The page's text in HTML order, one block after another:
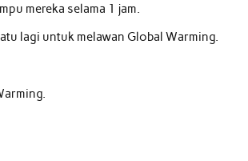
mereka selama 1 jam.
lagi untuk melawan Global Warming.